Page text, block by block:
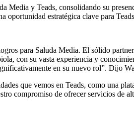
y Teads, consolidando su
oportunidad estratégica clave para
para Saluda Media. El sólido
con su vasta experiencia y
en su nuevo rol”. Dijo
que vemos en Teads, como una
compromiso de ofrecer servicios de